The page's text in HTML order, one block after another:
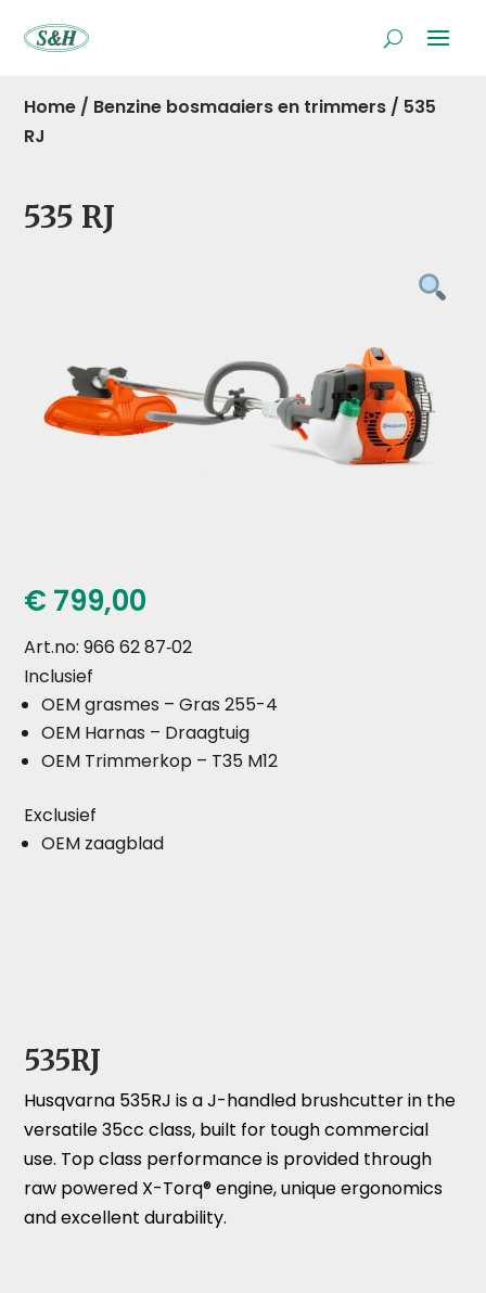
Home / Benzine bosmaaiers en trimmers / 535
RJ
535 RJ
€ 799,00
Art.no: 966 62 87‑02
Inclusief
OEM grasmes –Gras 255-4
OEM Harnas – Draagtuig
OEM Trimmerkop – T35 M12
Exclusief
OEM zaagblad
535RJ
Husqvarna 535RJ is a J-handled brushcutter in the
versatile 35cc class, built for tough commercial
use. Top class performance is provided through
raw powered X-Torq® engine, unique ergonomics
and excellent durability.